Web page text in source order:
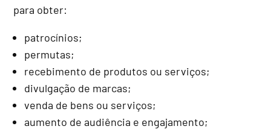
para obter:
patrocínios;
permutas;
recebimento de produtos ou serviços;
divulgação de marcas;
venda de bens ou serviços;
aumento de audiência e engajamento;